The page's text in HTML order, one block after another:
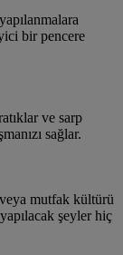
bir pencere
ve sarp
sağlar.
mutfak kültürü
şeyler hiç